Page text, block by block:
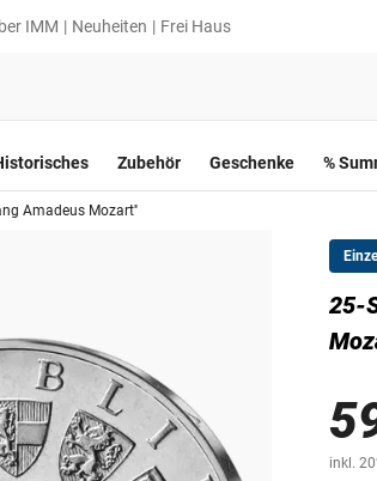
IMM Neuheiten Frei Haus
Zubehör Geschenke %
Amadeus Mozart''
25-
inkl.